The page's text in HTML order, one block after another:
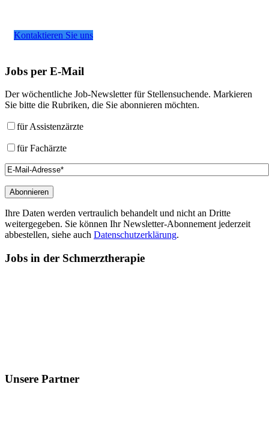
Kontaktieren Sie uns
Jobs per E-Mail
Der wöchentliche Job-Newsletter für Stellensuchende. Markieren
Sie bitte die Rubriken, die Sie abonnieren möchten.
für Assistenzärzte
für Fachärzte
Ihre Daten werden vertraulich behandelt und nicht an Dritte
weitergegeben. Sie können Ihr Newsletter-Abonnement jederzeit
abbestellen, siehe auch Datenschutzerklärung.
Jobs in der Schmerztherapie
Unsere Partner